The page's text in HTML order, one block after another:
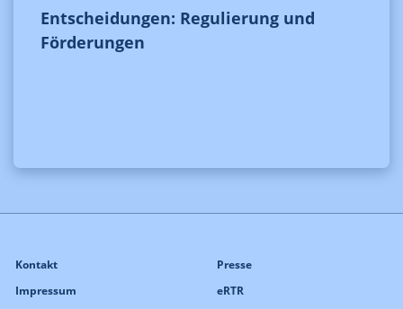
Entscheidungen: Regulierung und
Förderungen
Kontakt
Impressum
Presse
eRTR